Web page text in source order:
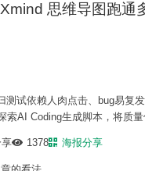
思维导图跑通
测试依赖人肉点击、bug易复
索AI Coding生成脚本，将质
1378 海报分享